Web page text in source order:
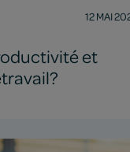
12 MAI
et